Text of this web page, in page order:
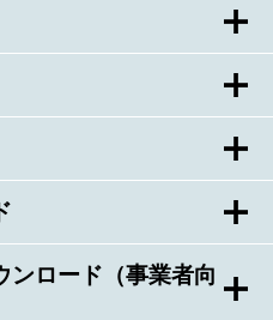
ンロード（事業者向